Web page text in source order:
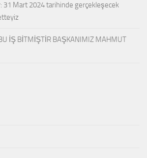
31 Mart 2024 tarihinde gerçekleşecek
İŞ BİTMİŞTİR BAŞKANIMIZ MAHMUT